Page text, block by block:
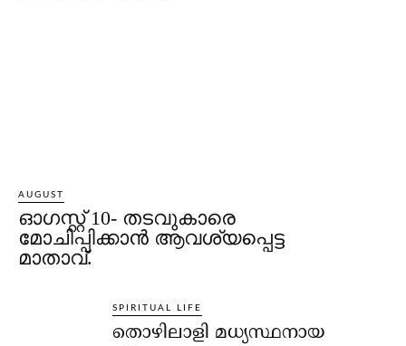
AUGUST
ഓഗസ്റ്റ് 10- തടവുകാരെ
മോചിപ്പിക്കാന്‍ ആവശ്യപ്പെട്ട
മാതാവ്.
SPIRITUAL LIFE
തൊഴിലാളി മധ്യസ്ഥനായ